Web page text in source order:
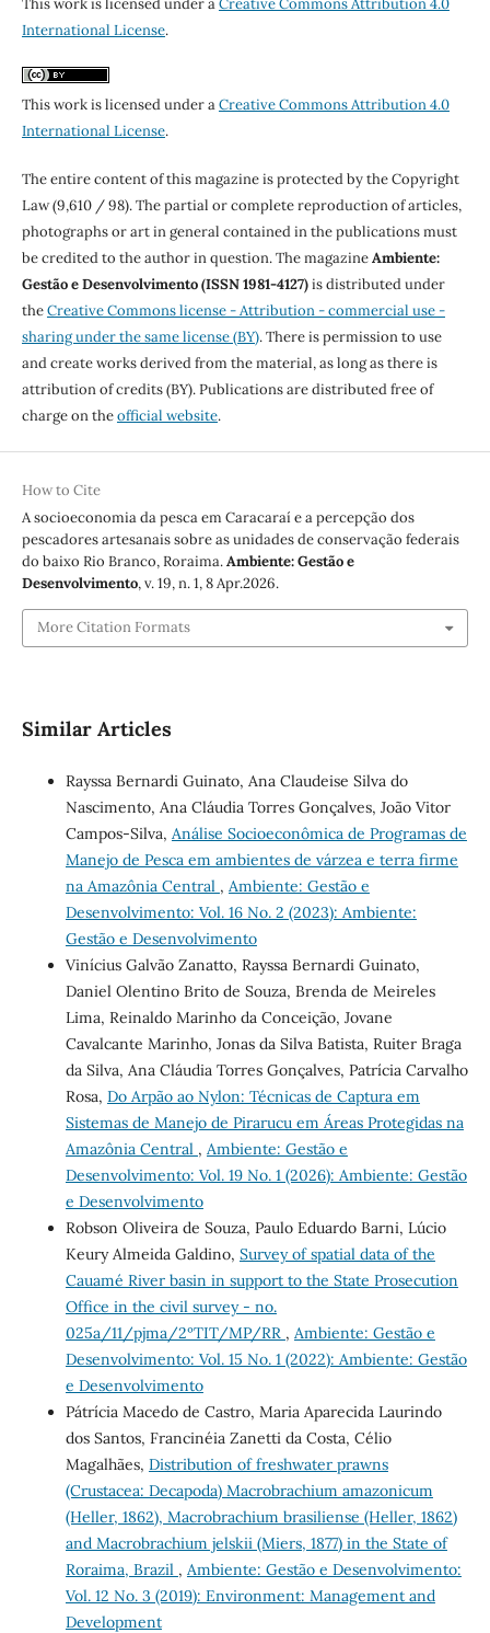
This work is licensed under aCreative Commons Attribution 4.0
International License.
This work is licensed under aCreative Commons Attribution 4.0
International License.
The entire content of this magazine is protected by the Copyright
Law (9,610 / 98). The partial or complete reproduction of articles,
photographs or art in general contained in the publications must
be credited to the author in question. The magazineAmbiente:
Gestão e Desenvolvimento (ISSN 1981-4127)is distributed under
theCreative Commons license - Attribution - commercial use -
sharing under the same license (BY). There is permission to use
and create works derived from the material, as long as there is
attribution of credits (BY). Publications are distributed free of
charge on theofficial website.
How to Cite
A socioeconomia da pesca em Caracaraí e a percepção dos
pescadores artesanais sobre as unidades de conservação federais
do baixo Rio Branco, Roraima.Ambiente: Gestão e
Desenvolvimento, v. 19, n. 1, 8 Apr.2026.
More Citation Formats
Similar Articles
Rayssa Bernardi Guinato, Ana Claudeise Silva do
Nascimento, Ana Cláudia Torres Gonçalves, João Vitor
Campos-Silva, Análise Socioeconômica de Programas de
Manejo de Pesca em ambientes de várzea e terra firme
na Amazônia Central , Ambiente: Gestão e
Desenvolvimento: Vol. 16 No. 2 (2023): Ambiente:
Gestão e Desenvolvimento
Vinícius Galvão Zanatto, Rayssa Bernardi Guinato,
Daniel Olentino Brito de Souza, Brenda de Meireles
Lima, Reinaldo Marinho da Conceição, Jovane
Cavalcante Marinho, Jonas da Silva Batista, Ruiter Braga
da Silva, Ana Cláudia Torres Gonçalves, Patrícia Carvalho
Rosa, Do Arpão ao Nylon: Técnicas de Captura em
Sistemas de Manejo de Pirarucu em Áreas Protegidas na
Amazônia Central , Ambiente: Gestão e
Desenvolvimento: Vol. 19 No. 1 (2026): Ambiente: Gestão
e Desenvolvimento
Robson Oliveira de Souza, Paulo Eduardo Barni, Lúcio
Keury Almeida Galdino, Survey of spatial data of the
Cauamé River basin in support to the State Prosecution
Office in the civil survey - no.
025a/11/pjma/2ºTIT/MP/RR , Ambiente: Gestão e
Desenvolvimento: Vol. 15 No. 1 (2022): Ambiente: Gestão
e Desenvolvimento
Pátrícia Macedo de Castro, Maria Aparecida Laurindo
dos Santos, Francinéia Zanetti da Costa, Célio
Magalhães, Distribution of freshwater prawns
(Crustacea: Decapoda) Macrobrachium amazonicum
(Heller, 1862), Macrobrachium brasiliense (Heller, 1862)
and Macrobrachium jelskii (Miers, 1877) in the State of
Roraima, Brazil , Ambiente: Gestão e Desenvolvimento:
Vol. 12 No. 3 (2019): Environment: Management and
Development